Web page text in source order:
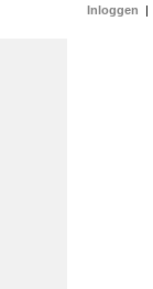
Inloggen |